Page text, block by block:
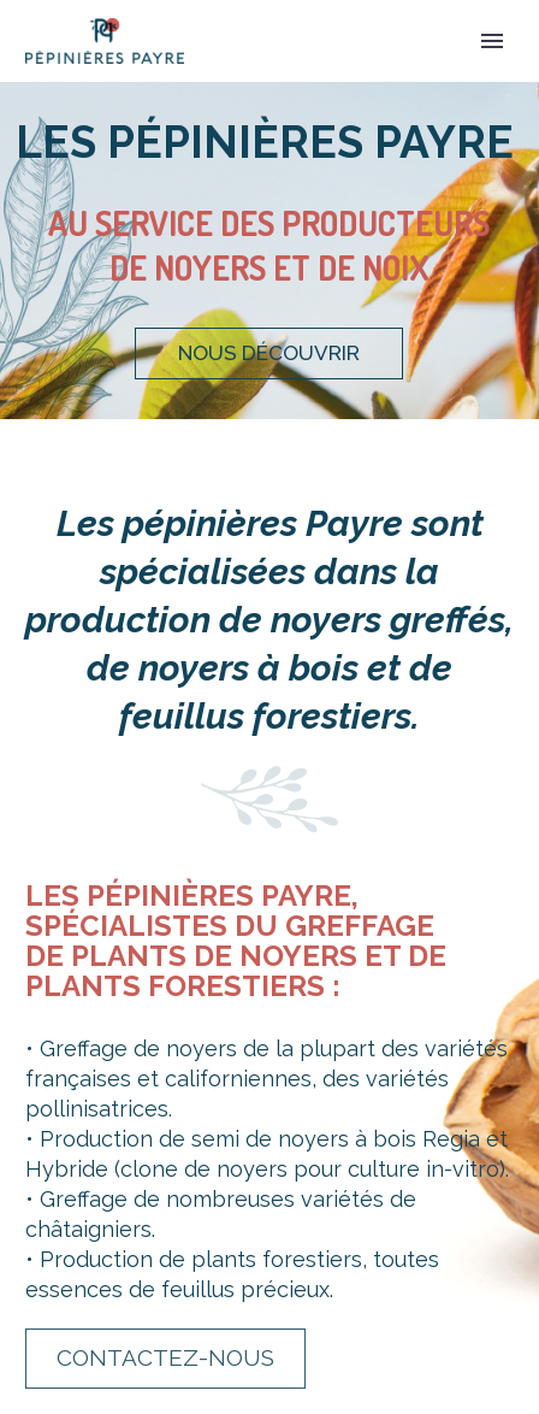
LEADER EUROPÉEN
Les pépinières Payre sont
spécialisées dans la
production de noyers greffés,
de noyers à bois et de
feuillus forestiers.
LES PÉPINIÈRES PAYRE,
SPÉCIALISTES DU GREFFAGE
DE PLANTS DE NOYERS ET DE
PLANTS FORESTIERS :
• Greffage de noyers de la plupart des variétés
françaises et californiennes, des variétés
pollinisatrices.
• Production de semi de noyers à bois Regia et
Hybride (clone de noyers pour culture in-vitro).
• Greffage de nombreuses variétés de
châtaigniers.
• Production de plants forestiers, toutes
essences de feuillus précieux.
CONTACTEZ-NOUS